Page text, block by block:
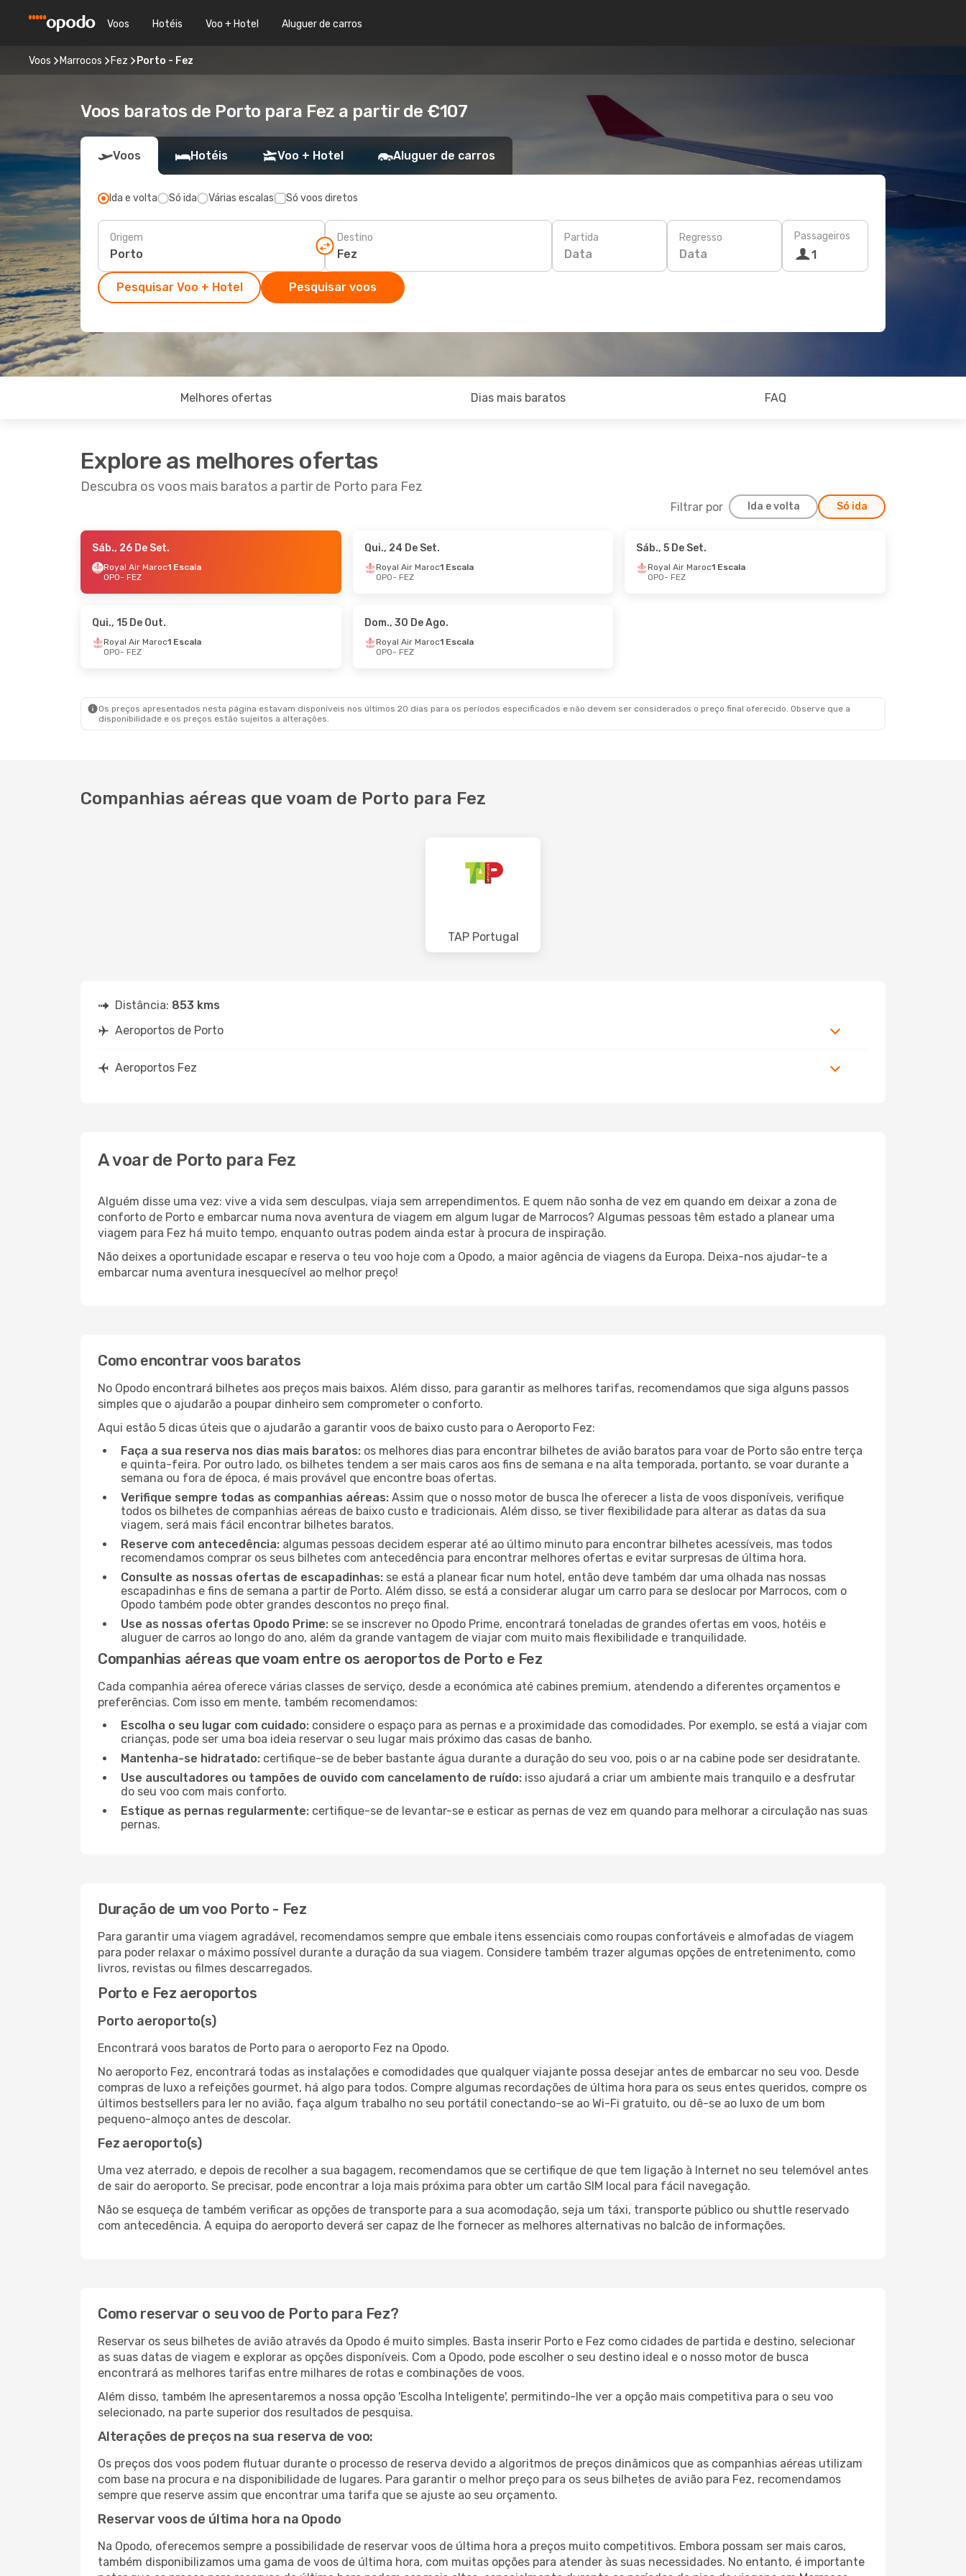
Voos Hotéis Voo + Hotel Aluguer de carros
Voos Marrocos Fez Porto - Fez
Voos baratos de Porto para Fez a partir de €107
Voos Hotéis Voo + Hotel Aluguer de carros
Ida e volta Só ida Várias escalas Só voos diretos
Origem Destino Partida
Data
Regresso
Data
Passageiros
1
Pesquisar Voo + Hotel Pesquisar voos
Melhores ofertas Dias mais baratos FAQ
Explore as melhores ofertas
Descubra os voos mais baratos a partir de Porto para Fez
Filtrar por Ida e volta Só ida
- Dom., 4 De Out.
1 Escala
- Sáb., 26 De Set.
1 Escala
- Dom., 25 De Out.
1 Escala
- Sex., 11 De Set. - Seg., 19 De Out.
FEZ
- OPO
FEZ
- OPO
Sáb., 26 De Set.
Royal Air Maroc1 Escala
OPO- FEZ
Qui., 24 De Set.
Royal Air Maroc1 Escala
OPO- FEZ
Sáb., 5 De Set.
Royal Air Maroc1 Escala
OPO- FEZ
Qui., 15 De Out.
Royal Air Maroc1 Escala
OPO- FEZ
Dom., 30 De Ago.
Royal Air Maroc1 Escala
OPO- FEZ
Os preços apresentados nesta página estavam disponíveis nos últimos 20 dias para os períodos especificados e não devem ser considerados o preço final oferecido. Observe que a
disponibilidade e os preços estão sujeitos a alterações.
Companhias aéreas que voam de Porto para Fez
TAP Portugal
Distância: 853 kms
Aeroportos de Porto
Aeroportos Fez
A voar de Porto para Fez
Alguém disse uma vez: vive a vida sem desculpas, viaja sem arrependimentos. E quem não sonha de vez em quando em deixar a zona de
conforto de Porto e embarcar numa nova aventura de viagem em algum lugar de Marrocos? Algumas pessoas têm estado a planear uma
viagem para Fez há muito tempo, enquanto outras podem ainda estar à procura de inspiração.
Não deixes a oportunidade escapar e reserva o teu voo hoje com a Opodo, a maior agência de viagens da Europa. Deixa-nos ajudar-te a
embarcar numa aventura inesquecível ao melhor preço!
Como encontrar voos baratos
No Opodo encontrará bilhetes aos preços mais baixos. Além disso, para garantir as melhores tarifas, recomendamos que siga alguns passos
simples que o ajudarão a poupar dinheiro sem comprometer o conforto.
Aqui estão 5 dicas úteis que o ajudarão a garantir voos de baixo custo para o Aeroporto Fez:
Faça a sua reserva nos dias mais baratos: os melhores dias para encontrar bilhetes de avião baratos para voar de Porto são entre terça
e quinta-feira. Por outro lado, os bilhetes tendem a ser mais caros aos fins de semana e na alta temporada, portanto, se voar durante a
semana ou fora de época, é mais provável que encontre boas ofertas.
Verifique sempre todas as companhias aéreas: Assim que o nosso motor de busca lhe oferecer a lista de voos disponíveis, verifique
todos os bilhetes de companhias aéreas de baixo custo e tradicionais. Além disso, se tiver flexibilidade para alterar as datas da sua
viagem, será mais fácil encontrar bilhetes baratos.
Reserve com antecedência: algumas pessoas decidem esperar até ao último minuto para encontrar bilhetes acessíveis, mas todos
recomendamos comprar os seus bilhetes com antecedência para encontrar melhores ofertas e evitar surpresas de última hora.
Consulte as nossas ofertas de escapadinhas: se está a planear ficar num hotel, então deve também dar uma olhada nas nossas
escapadinhas e fins de semana a partir de Porto. Além disso, se está a considerar alugar um carro para se deslocar por Marrocos, com o
Opodo também pode obter grandes descontos no preço final.
Use as nossas ofertas Opodo Prime: se se inscrever no Opodo Prime, encontrará toneladas de grandes ofertas em voos, hotéis e
aluguer de carros ao longo do ano, além da grande vantagem de viajar com muito mais flexibilidade e tranquilidade.
Companhias aéreas que voam entre os aeroportos de Porto e Fez
Cada companhia aérea oferece várias classes de serviço, desde a económica até cabines premium, atendendo a diferentes orçamentos e
preferências. Com isso em mente, também recomendamos:
Escolha o seu lugar com cuidado: considere o espaço para as pernas e a proximidade das comodidades. Por exemplo, se está a viajar com
crianças, pode ser uma boa ideia reservar o seu lugar mais próximo das casas de banho.
Mantenha-se hidratado: certifique-se de beber bastante água durante a duração do seu voo, pois o ar na cabine pode ser desidratante.
Use auscultadores ou tampões de ouvido com cancelamento de ruído: isso ajudará a criar um ambiente mais tranquilo e a desfrutar
do seu voo com mais conforto.
Estique as pernas regularmente: certifique-se de levantar-se e esticar as pernas de vez em quando para melhorar a circulação nas suas
pernas.
Duração de um voo Porto - Fez
Para garantir uma viagem agradável, recomendamos sempre que embale itens essenciais como roupas confortáveis e almofadas de viagem
para poder relaxar o máximo possível durante a duração da sua viagem. Considere também trazer algumas opções de entretenimento, como
livros, revistas ou filmes descarregados.
Porto e Fez aeroportos
Porto aeroporto(s)
Encontrará voos baratos de Porto para o aeroporto Fez na Opodo.
No aeroporto Fez, encontrará todas as instalações e comodidades que qualquer viajante possa desejar antes de embarcar no seu voo. Desde
compras de luxo a refeições gourmet, há algo para todos. Compre algumas recordações de última hora para os seus entes queridos, compre os
últimos bestsellers para ler no avião, faça algum trabalho no seu portátil conectando-se ao Wi-Fi gratuito, ou dê-se ao luxo de um bom
pequeno-almoço antes de descolar.
Fez aeroporto(s)
Uma vez aterrado, e depois de recolher a sua bagagem, recomendamos que se certifique de que tem ligação à Internet no seu telemóvel antes
de sair do aeroporto. Se precisar, pode encontrar a loja mais próxima para obter um cartão SIM local para fácil navegação.
Não se esqueça de também verificar as opções de transporte para a sua acomodação, seja um táxi, transporte público ou shuttle reservado
com antecedência. A equipa do aeroporto deverá ser capaz de lhe fornecer as melhores alternativas no balcão de informações.
Como reservar o seu voo de Porto para Fez?
Reservar os seus bilhetes de avião através da Opodo é muito simples. Basta inserir Porto e Fez como cidades de partida e destino, selecionar
as suas datas de viagem e explorar as opções disponíveis. Com a Opodo, pode escolher o seu destino ideal e o nosso motor de busca
encontrará as melhores tarifas entre milhares de rotas e combinações de voos.
Além disso, também lhe apresentaremos a nossa opção 'Escolha Inteligente', permitindo-lhe ver a opção mais competitiva para o seu voo
selecionado, na parte superior dos resultados de pesquisa.
Alterações de preços na sua reserva de voo:
Os preços dos voos podem flutuar durante o processo de reserva devido a algoritmos de preços dinâmicos que as companhias aéreas utilizam
com base na procura e na disponibilidade de lugares. Para garantir o melhor preço para os seus bilhetes de avião para Fez, recomendamos
sempre que reserve assim que encontrar uma tarifa que se ajuste ao seu orçamento.
Reservar voos de última hora na Opodo
Na Opodo, oferecemos sempre a possibilidade de reservar voos de última hora a preços muito competitivos. Embora possam ser mais caros,
também disponibilizamos uma gama de voos de última hora, com muitas opções para atender às suas necessidades. No entanto, é importante